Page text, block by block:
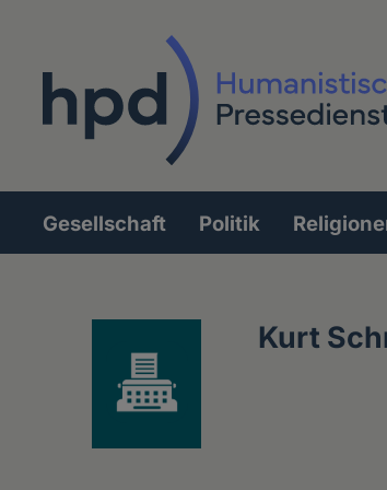
Hauptnavigation
Gesellschaft Politik
Kurt